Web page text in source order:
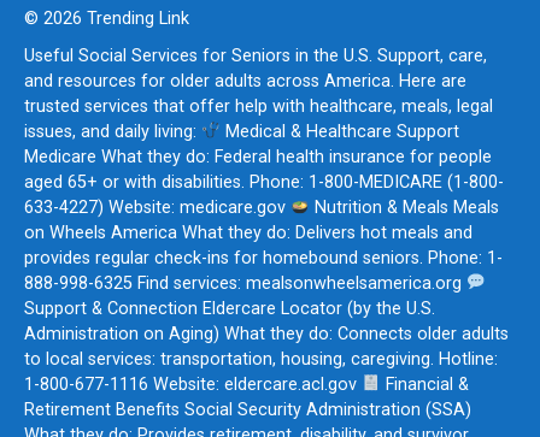
© 2026 Trending Link
Useful Social Services for Seniors in the U.S. Support, care,
and resources for older adults across America. Here are
trusted services that offer help with healthcare, meals, legal
issues, and daily living:
Medical & Healthcare Support
Medicare What they do: Federal health insurance for people
aged 65+ or with disabilities. Phone: 1-800-MEDICARE (1-800-
633-4227) Website: medicare.gov
Nutrition & Meals Meals
on Wheels America What they do: Delivers hot meals and
provides regular check-ins for homebound seniors. Phone: 1-
888-998-6325 Find services: mealsonwheelsamerica.org
Support & Connection Eldercare Locator (by the U.S.
Administration on Aging) What they do: Connects older adults
to local services: transportation, housing, caregiving. Hotline:
1-800-677-1116 Website: eldercare.acl.gov
Financial &
Retirement Benefits Social Security Administration (SSA)